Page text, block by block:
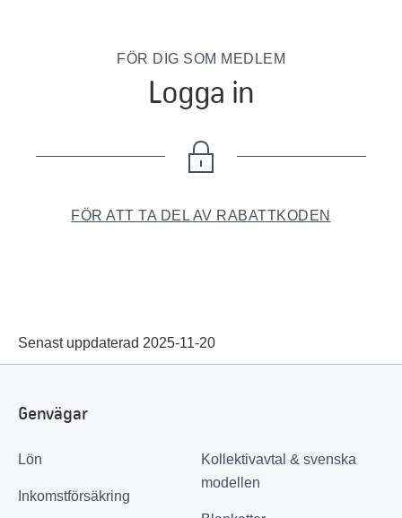
FÖR DIG SOM MEDLEM
Logga in
FÖR ATT TA DEL AV RABATTKODEN
Senast uppdaterad 2025-11-20
Genvägar
Lön
Inkomstförsäkring
Kollektivavtal & svenska
modellen